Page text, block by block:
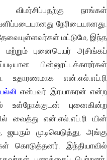
நாங்கள்
நேரிடையானது.
மட்டுமே, இந்த
புனைபெயர் அசிங்கப்
பின்னூட்டக்காரர்கள்
என்.எல்.எப்.ரி
பல்லி என்பவர் இரயாகரன் என்ற
உள்நோக்குடன் புனைகின்ற
வைத்து என்.எல்.எப்.ரி யின்
ஜயரும் முடிவெடுத்து, அங்கு
கொடுத்தனர். இந்தியாவில்